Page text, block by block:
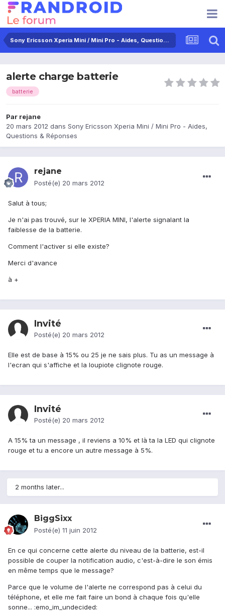
Sony Ericsson Xperia Mini / Mini Pro - Aides, Questions & Réponses
alerte charge batterie
batterie
Par rejane
20 mars 2012 dans Sony Ericsson Xperia Mini / Mini Pro - Aides,
Questions & Réponses
rejane
Posté(e) 20 mars 2012
Salut à tous;
Je n'ai pas trouvé, sur le XPERIA MINI, l'alerte signalant la
faiblesse de la batterie.
Comment l'activer si elle existe?
Merci d'avance
à +
Invité
Posté(e) 20 mars 2012
Elle est de base à 15% ou 25 je ne sais plus. Tu as un message à
l'ecran qui s'affiche et la loupiote clignote rouge.
Invité
Posté(e) 20 mars 2012
A 15% ta un message , il reviens a 10% et là ta la LED qui clignote
rouge et tu a encore un autre message à 5%.
2 months later...
BiggSixx
Posté(e) 11 juin 2012
En ce qui concerne cette alerte du niveau de la batterie, est-il
possible de couper la notification audio, c'est-à-dire le son émis
en même temps que le message?
Parce que le volume de l'alerte ne correspond pas à celui du
téléphone, et elle me fait faire un bond à chaque fois qu'elle
sonne... :emo_im_undecided: